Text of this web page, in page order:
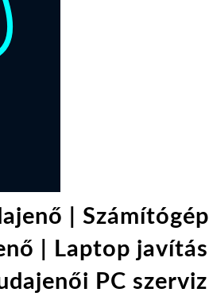
| Számítógép
| Laptop javítás
PC szerviz